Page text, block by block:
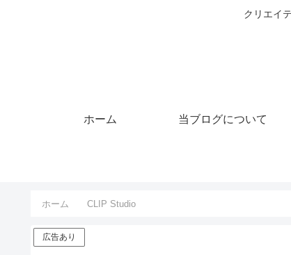
クリエイ
ホーム 当ブログについて
ホーム CLIP Studio
広告あり